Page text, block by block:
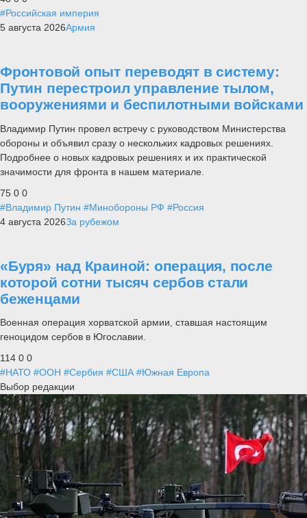
#Российская империя
5 августа 2026Армия
Фронтовой опыт переводят в систему:
Путин перестроил управление тылом,
вооружениями и беспилотными войсками
Владимир Путин провел встречу с руководством Министерства
обороны и объявил сразу о нескольких кадровых решениях.
Подробнее о новых кадровых решениях и их практической
значимости для фронта в нашем материале.
75 0 0
#Владимир Путин #Минобороны РФ #Россия
4 августа 2026За рубежом
«Буря» над Краиной: операция, после
которой сотни тысяч сербов стали
беженцами
Военная операция хорватской армии, ставшая настоящим
геноцидом сербов в Югославии.
114 0 0
#НАТО #ООН #Сербия #США #Южная Европа
Выбор редакции